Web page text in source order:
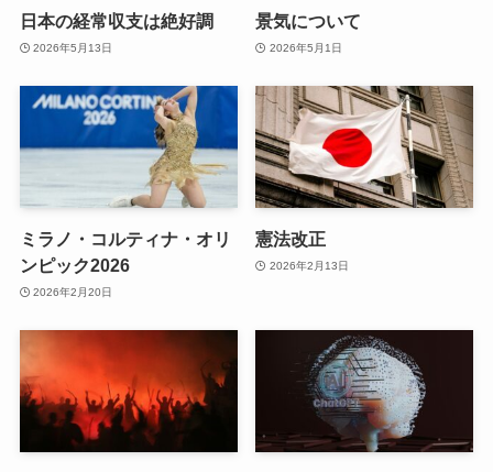
日本の経常収支は絶好調
2026年5月13日
景気について
2026年5月1日
ミラノ・コルティナ・オリ
ンピック2026
2026年2月20日
憲法改正
2026年2月13日